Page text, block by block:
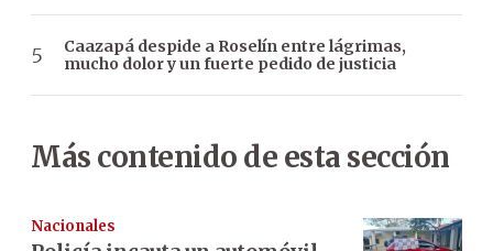
Caazapá despide a Roselín entre lágrimas,
mucho dolor y un fuerte pedido de justicia
Más contenido de esta sección
Nacionales